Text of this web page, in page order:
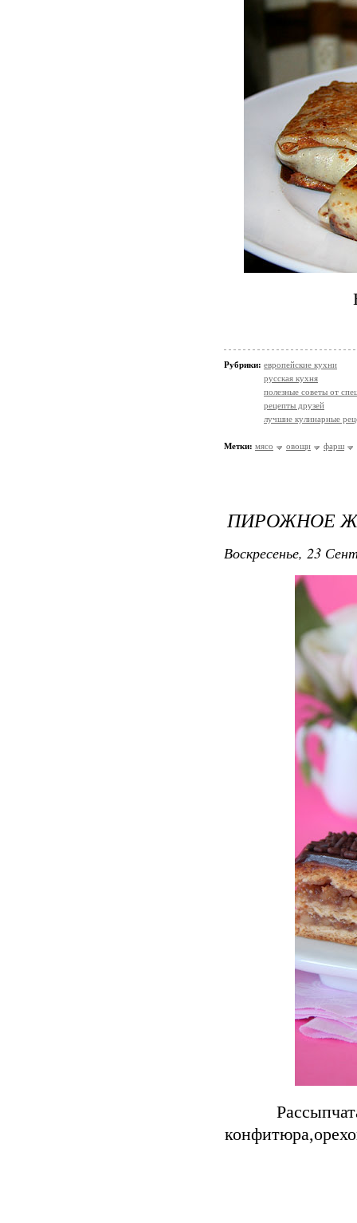
Рубрики: европейские кухни
русская кухня
полезные советы от
рецепты друзей
лучшие кулинарные
Метки: мясо овощи фарш
ПИРОЖНОЕ
Воскресенье, 23